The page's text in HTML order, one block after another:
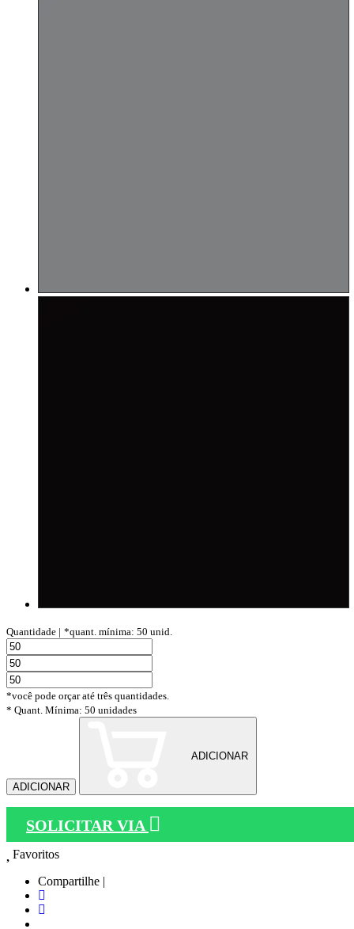
Quantidade | *quant. mínima: 50 unid.
*você pode orçar até três quantidades.
* Quant. Mínima: 50 unidades
ADICIONAR
ADICIONAR
SOLICITAR VIA
Favoritos
Compartilhe |